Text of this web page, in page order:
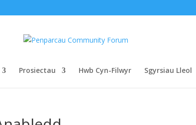
Prosiectau Hwb Cyn-Filwyr Sgyrsiau Lleol